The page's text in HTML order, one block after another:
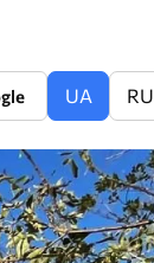
UA RU